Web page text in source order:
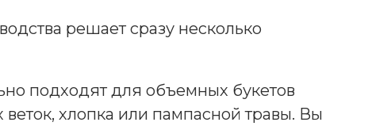
решает сразу несколько
подходят для объемных букетов
хлопка или пампасной травы. Вы